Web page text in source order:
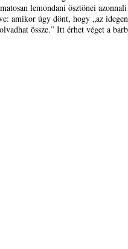
lemondani ösztönei
amikor úgy dönt, hogy „az
össze.” Itt érhet véget a